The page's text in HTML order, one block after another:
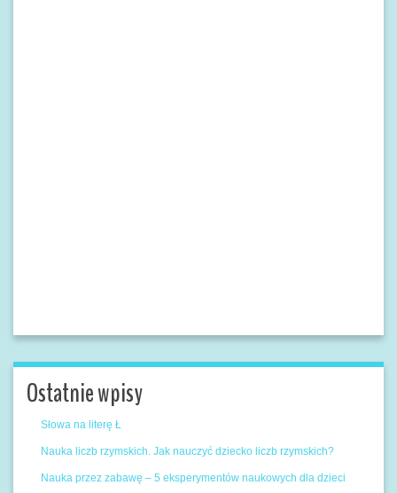
Ostatnie wpisy
Słowa na literę Ł
Nauka liczb rzymskich. Jak nauczyć dziecko liczb rzymskich?
Nauka przez zabawę – 5 eksperymentów naukowych dla dzieci